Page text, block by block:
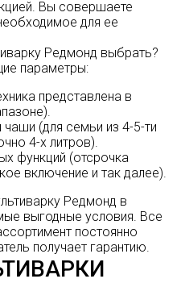
Вы совершаете
для ее
Редмонд выбрать?
параметры:
представлена в
(для семьи из 4-5-ти
4-х литров).
функций (отсрочка
включение и так далее).
Редмонд в
выгодные условия. Все
постоянно
получает гарантию.